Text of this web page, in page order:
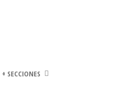
+ SECCIONES